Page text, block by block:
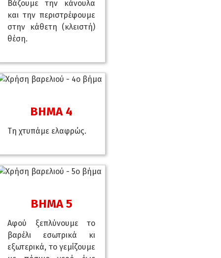
Βάζουμε την κάνουλα
και την περιστρέφουμε
στην κάθετη (κλειστή)
θέση.
ΒΗΜΑ 4
Τη χτυπάμε ελαφρώς.
ΒΗΜΑ 5
Αφού ξεπλύνουμε το
βαρέλι εσωτρικά κι
εξωτερικά, το γεμίζουμε